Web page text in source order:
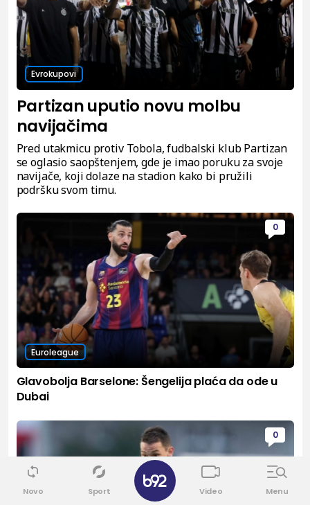
Evrokupovi
Partizan uputio novu molbu
navijačima
Pred utakmicu protiv Tobola, fudbalski klub Partizan
se oglasio saopštenjem, gde je imao poruku za svoje
navijače, koji dolaze na stadion kako bi pružili
podršku svom timu.
0
Euroleague
Glavobolja Barselone: Šengelija plaća da ode u
Dubai
0
Novo Sport Video Menu
✕